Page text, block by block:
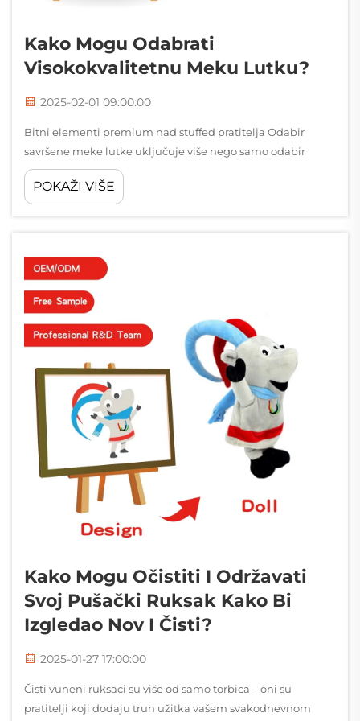
Kako Mogu Odabrati
Visokokvalitetnu Meku Lutku?
2025-02-01 09:00:00
Bitni elementi premium nad stuffed pratitelja Odabir
savršene meke lutke uključuje više nego samo odabir
najsladjanijeg lica na policama. Ove dragocjene pratiteljke
imaju posebno mjesto i u dječjim kutijama s igračkama i u
POKAŽI VIŠE
Kako Mogu Očistiti I Održavati
Svoj Pušački Ruksak Kako Bi
Izgledao Nov I Čisti?
2025-01-27 17:00:00
Čisti vuneni ruksaci su više od samo torbica – oni su
pratitelji koji dodaju trun užitka vašem svakodnevnom